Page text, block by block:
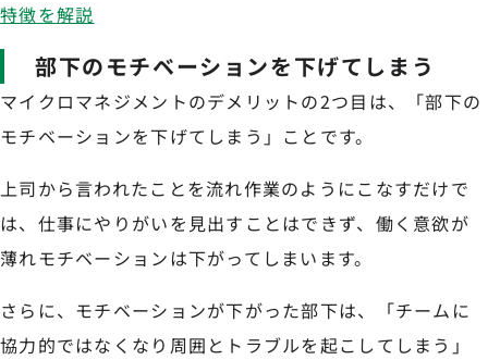
特徴を解説
部下のモチベーションを下げてしまう
マイクロマネジメントのデメリットの2つ目は、「部下の
モチベーションを下げてしまう」ことです。
上司から言われたことを流れ作業のようにこなすだけで
は、仕事にやりがいを見出すことはできず、働く意欲が
薄れモチベーションは下がってしまいます。
さらに、モチベーションが下がった部下は、「チームに
協力的ではなくなり周囲とトラブルを起こしてしまう」